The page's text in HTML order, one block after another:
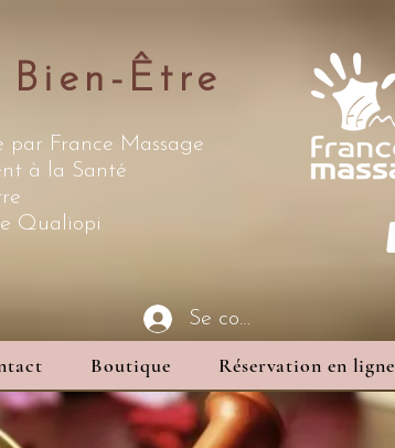
Bien-Être
France Massage
à la Santé
Qualiopi
Se connecter
Boutique Réservation en ligne